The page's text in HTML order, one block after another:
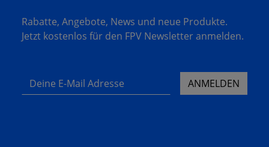
Rabatte, Angebote, News und neue Produkte.
Jetzt kostenlos für den FPV Newsletter anmelden.
Deine E-Mail Adresse ANMELDEN